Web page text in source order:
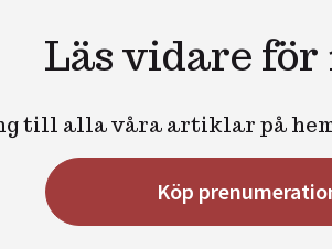
Läs vidare för
till alla våra artiklar på
Köp